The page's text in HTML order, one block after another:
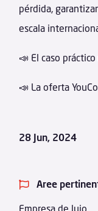
28 Jun, 2024
 Aree
Empresa de lujo
pérdida,
escala
📣 El caso
📣 La oferta